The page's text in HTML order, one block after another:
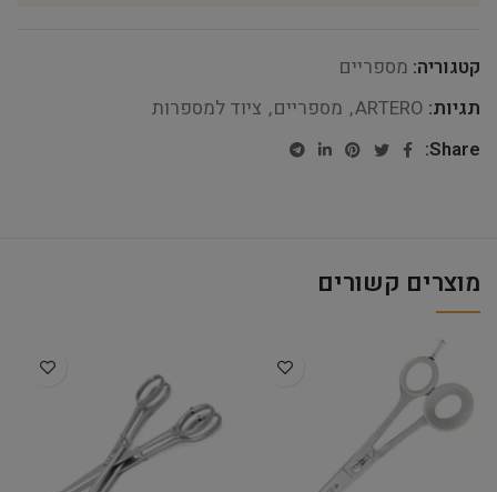
קטגוריה: מספריים
תגיות: ARTERO
, מספריים, ציוד למספרות
Share:
מוצרים קשורים